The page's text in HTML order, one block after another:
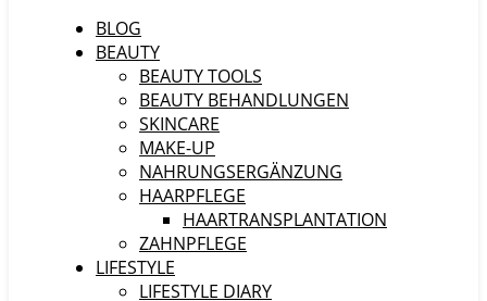
BLOG
BEAUTY
BEAUTY TOOLS
BEAUTY BEHANDLUNGEN
SKINCARE
MAKE-UP
NAHRUNGSERGÄNZUNG
HAARPFLEGE
HAARTRANSPLANTATION
ZAHNPFLEGE
LIFESTYLE
LIFESTYLE DIARY